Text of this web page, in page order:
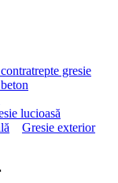
gresie
lucioasă
Gresie exterior